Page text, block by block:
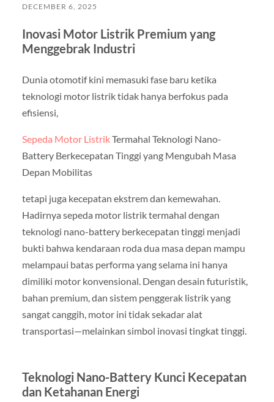
DECEMBER 6, 2025
Inovasi Motor Listrik Premium yang
Menggebrak Industri
Dunia otomotif kini memasuki fase baru ketika
teknologi motor listrik tidak hanya berfokus pada
efisiensi,
Sepeda Motor ListrikTermahal Teknologi Nano-
Battery Berkecepatan Tinggi yang Mengubah Masa
Depan Mobilitas
tetapi juga kecepatan ekstrem dan kemewahan.
Hadirnya sepeda motor listrik termahal dengan
teknologi nano-battery berkecepatan tinggi menjadi
bukti bahwa kendaraan roda dua masa depan mampu
melampaui batas performa yang selama ini hanya
dimiliki motor konvensional. Dengan desain futuristik,
bahan premium, dan sistem penggerak listrik yang
sangat canggih, motor ini tidak sekadar alat
transportasi—melainkan simbol inovasi tingkat tinggi.
Teknologi Nano-Battery Kunci Kecepatan
dan Ketahanan Energi